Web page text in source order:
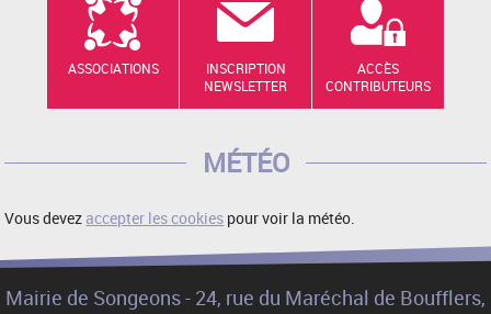
ASSOCIATIONS
INSCRIPTION
NEWSLETTER
ACCÈS
CONTRIBUTEURS
MÉTÉO
Vous devez accepter les cookies pour voir la météo.
Mairie de Songeons - 24, rue du Maréchal de Boufflers,